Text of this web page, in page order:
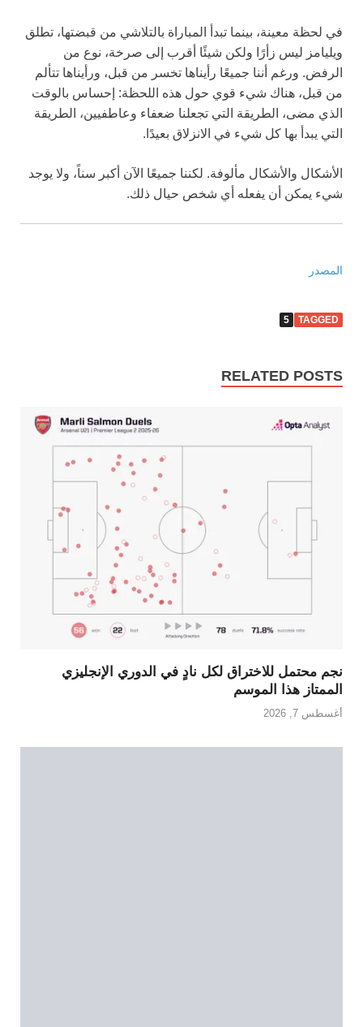
في لحظة معينة، بينما تبدأ المباراة بالتلاشي من قبضتها، تطلق
ويليامز ليس زأرًا ولكن شيئًا أقرب إلى صرخة، نوع من
الرفض. ورغم أننا جميعًا رأيناها تخسر من قبل، ورأيناها تتألم
من قبل، هناك شيء قوي حول هذه اللحظة: إحساس بالوقت
الذي مضى، الطريقة التي تجعلنا ضعفاء وعاطفيين، الطريقة
التي يبدأ بها كل شيء في الانزلاق بعيدًا.
الأشكال والأشكال مألوفة. لكننا جميعًا الآن أكبر سناً، ولا يوجد
شيء يمكن أن يفعله أي شخص حيال ذلك.
المصدر
TAGGED
5
RELATED POSTS
نجم محتمل للاختراق لكل نادٍ في الدوري الإنجليزي
الممتاز هذا الموسم
أغسطس 7, 2026